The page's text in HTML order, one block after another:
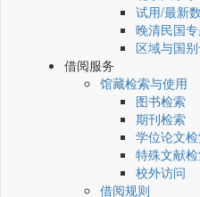
试用/最新
晚清民国
区域与国
借阅服务
馆藏检索与使用
图书检索
期刊检索
学位论文
特殊文献
校外访问
借阅规则